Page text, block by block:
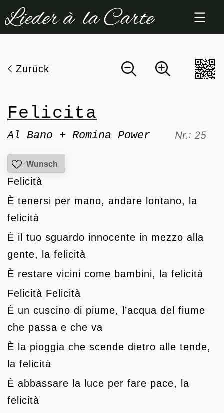
Zum
Inhalt
Zurück
Felicita
Al Bano + Romina Power Nr.: 25
Wunsch
Felicità
È tenersi per mano, andare lontano, la
felicità
È il tuo sguardo innocente in mezzo alla
gente, la felicità
È restare vicini come bambini, la felicità
Felicità Felicità
È un cuscino di piume, l’acqua del fiume
che passa e che va
È la pioggia che scende dietro alle tende,
la felicità
È abbassare la luce per fare pace, la
felicità